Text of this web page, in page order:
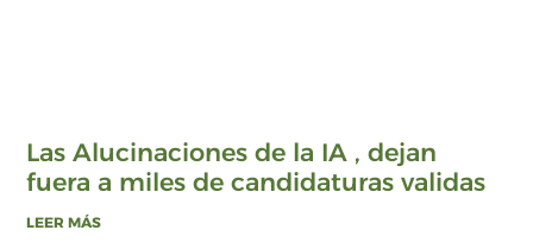
Las Alucinaciones de la IA , dejan
fuera a miles de candidaturas validas
LEER MÁS